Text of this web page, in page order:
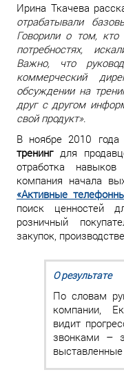
Ирина Ткачева
отрабатывали
Говорили о том,
потребностях,
Важно, что
коммерческий
обсуждении на
друг с другом
свой продукт».
В ноябре 2010 года
тренингдля
отработка
компания начала
«Активные
поиск ценностей
розничный
закупок,
О результате
По словам
компании,
видит
звонками –
выставленные